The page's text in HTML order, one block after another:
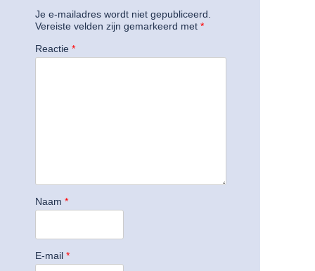
Je e-mailadres wordt niet gepubliceerd.
Vereiste velden zijn gemarkeerd met *
Reactie *
Naam *
E-mail *